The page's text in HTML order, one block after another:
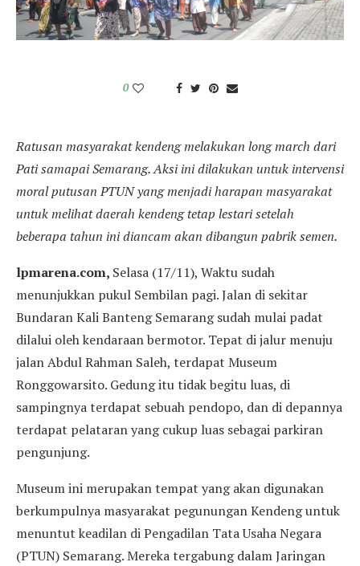
0
Ratusan masyarakat kendeng melakukan long march dari
Pati samapai Semarang. Aksi ini dilakukan untuk intervensi
moral putusan PTUN yang menjadi harapan masyarakat
untuk melihat daerah kendeng tetap lestari setelah
beberapa tahun ini diancam akan dibangun pabrik semen.
lpmarena.com, Selasa (17/11), Waktu sudah
menunjukkan pukul Sembilan pagi. Jalan di sekitar
Bundaran Kali Banteng Semarang sudah mulai padat
dilalui oleh kendaraan bermotor. Tepat di jalur menuju
jalan Abdul Rahman Saleh, terdapat Museum
Ronggowarsito. Gedung itu tidak begitu luas, di
sampingnya terdapat sebuah pendopo, dan di depannya
terdapat pelataran yang cukup luas sebagai parkiran
pengunjung.
Museum ini merupakan tempat yang akan digunakan
berkumpulnya masyarakat pegunungan Kendeng untuk
menuntut keadilan di Pengadilan Tata Usaha Negara
(PTUN) Semarang. Mereka tergabung dalam Jaringan